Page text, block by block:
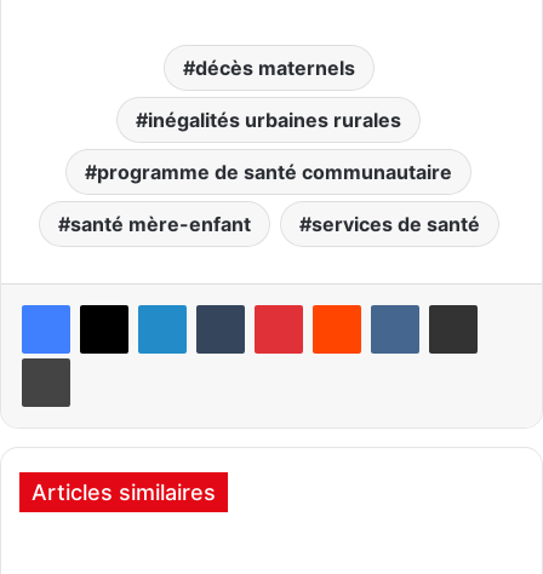
décès maternels
inégalités urbaines rurales
programme de santé communautaire
santé mère-enfant services de santé
Articles similaires